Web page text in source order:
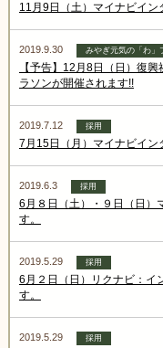
11月9日（土）マイナビイン
2019.9.30 みやぎ元気の「わ」
【予告】12月8日（日）復
ラソンが開催されます!!
2019.7.12 採用
7月15日（月）マイナビイン
2019.6.3 採用
6月８日（土）・９日（日）
す。
2019.5.29 採用
6月２日（日）リクナビ：イ
す。
2019.5.29 採用